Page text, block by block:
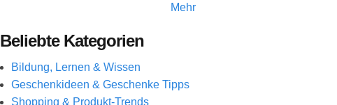
Mehr
Beliebte Kategorien
Bildung, Lernen & Wissen
Geschenkideen & Geschenke Tipps
Shopping & Produkt-Trends